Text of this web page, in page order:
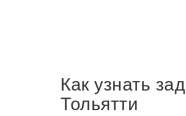
Как узнать
Тольятти